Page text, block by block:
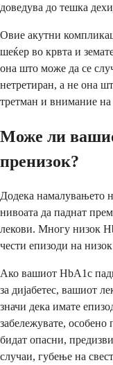
доведува до тешка
Овие акутни
шеќер во крвта и
она што може да се
нетретиран, а не она
третман и внимание на
Може ли
пренизок?
Додека намалувањето
нивоата да паднат
лекови. Многу низок
чести епизоди на
Ако вашиот HbA1c
за дијабетес, вашиот
значи дека имате
забележувате,
бидат опасни,
случаи, губење на